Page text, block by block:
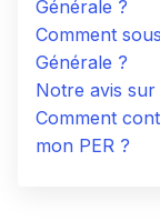
Générale ?
Comment
Générale ?
Notre avis sur
Comment
mon PER ?